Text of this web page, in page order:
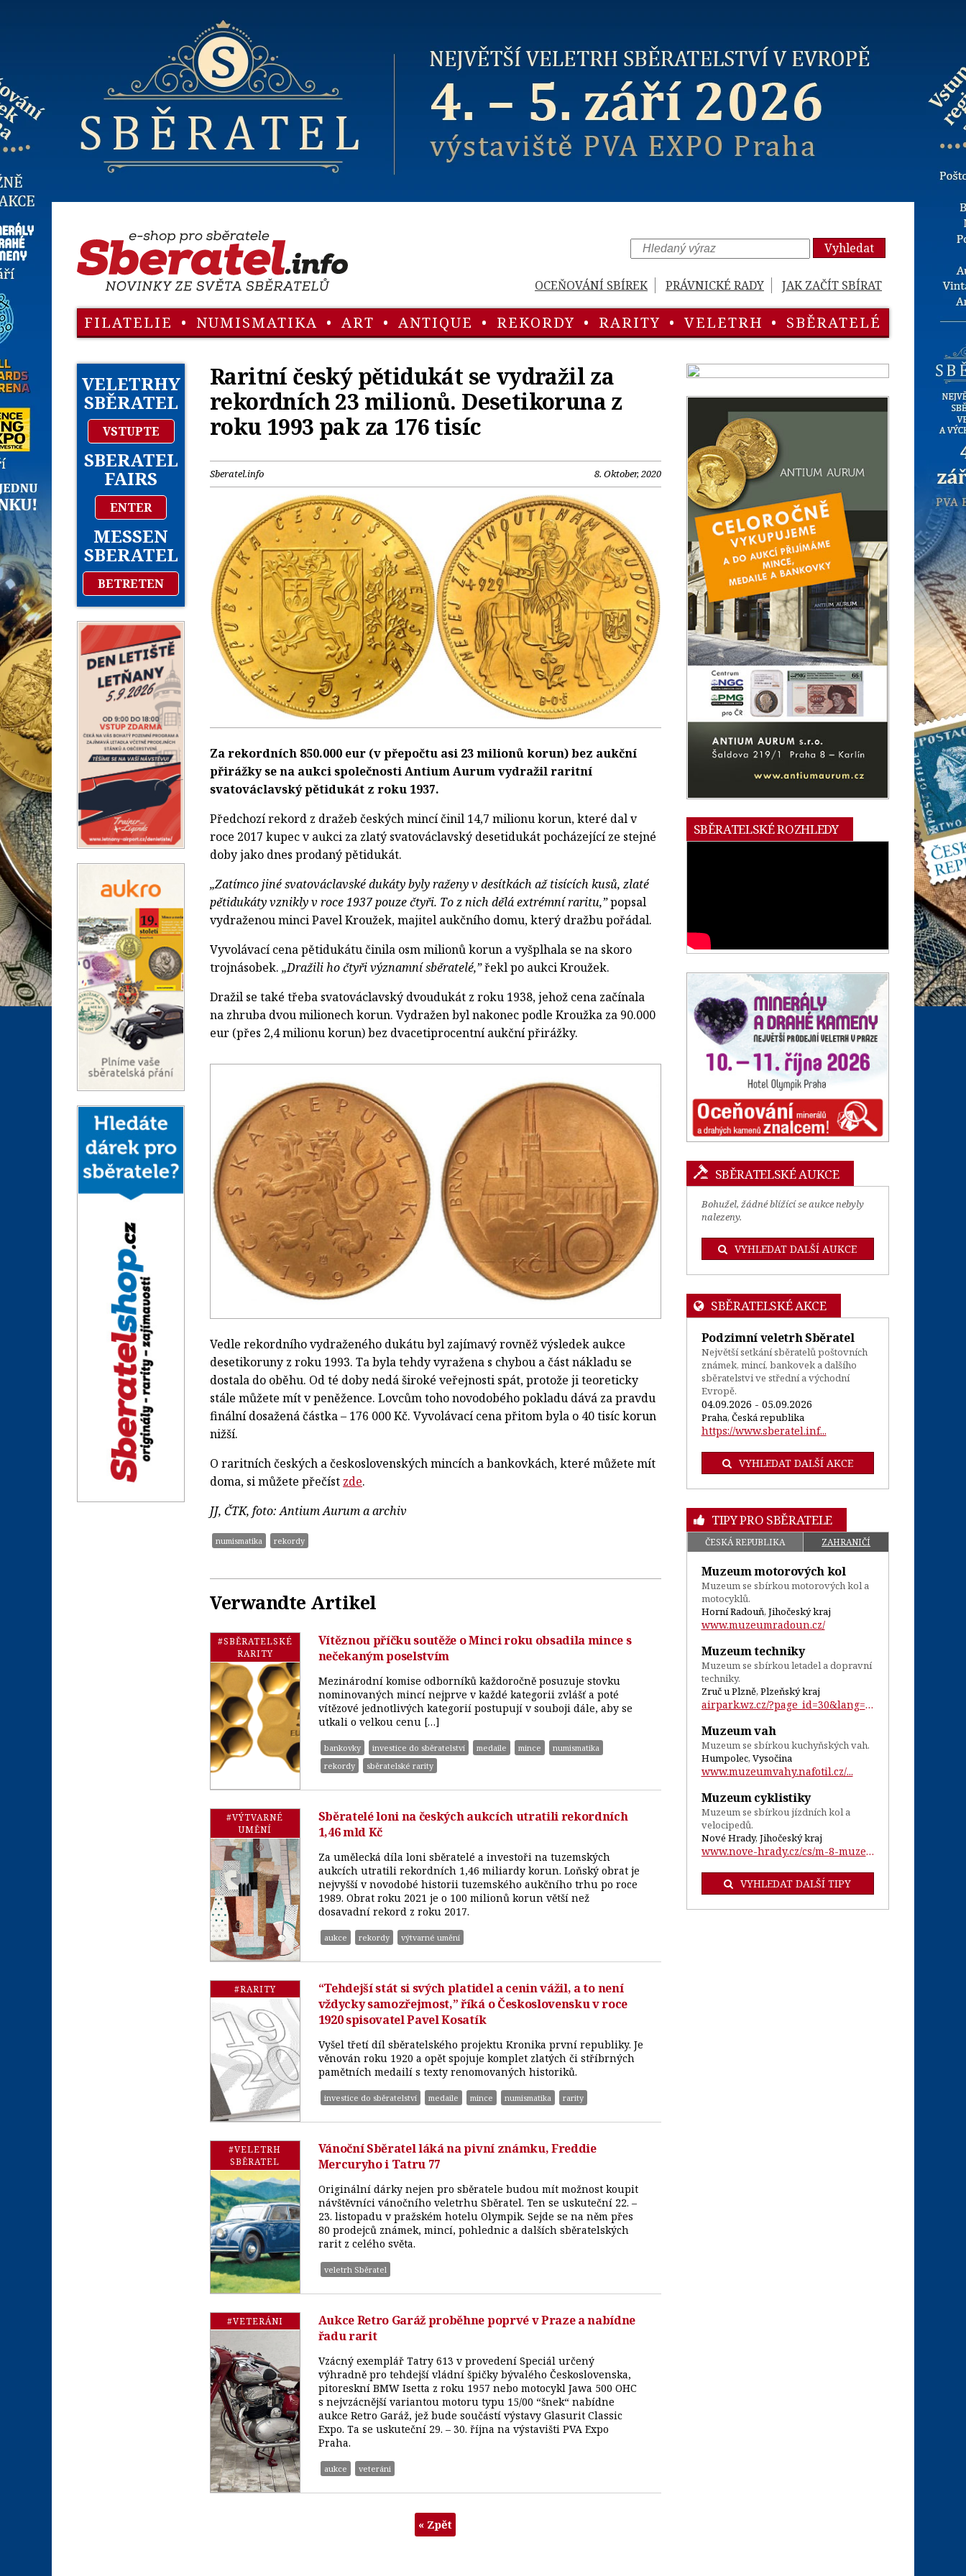
Vyhledat
OCEŇOVÁNÍ SBÍREK PRÁVNICKÉ RADY JAK ZAČÍT SBÍRAT
FILATELIE • NUMISMATIKA • ART • ANTIQUE • REKORDY • RARITY • VELETRH • SBĚRATELÉ
VELETRHY
SBĚRATEL
VSTUPTE
SBERATEL
FAIRS
ENTER
MESSEN
SBERATEL
BETRETEN
Raritní český pětidukát se vydražil za
rekordních 23 milionů. Desetikoruna z
roku 1993 pak za 176 tisíc
Sberatel.info 8. Oktober, 2020
Za rekordních 850.000 eur (v přepočtu asi 23 milionů korun) bez aukční
přirážky se na aukci společnosti Antium Aurum vydražil raritní
svatováclavský pětidukát z roku 1937.
Předchozí rekord z dražeb českých mincí činil 14,7 milionu korun, které dal v
roce 2017 kupec v aukci za zlatý svatováclavský desetidukát pocházející ze stejné
doby jako dnes prodaný pětidukát.
„Zatímco jiné svatováclavské dukáty byly raženy v desítkách až tisících kusů, zlaté
pětidukáty vznikly v roce 1937 pouze čtyři. To z nich dělá extrémní raritu,”popsal
vydraženou minci Pavel Kroužek, majitel aukčního domu, který dražbu pořádal.
Vyvolávací cena pětidukátu činila osm milionů korun a vyšplhala se na skoro
trojnásobek. „Dražili ho čtyři významní sběratelé,”řekl po aukci Kroužek.
Dražil se také třeba svatováclavský dvoudukát z roku 1938, jehož cena začínala
na zhruba dvou milionech korun. Vydražen byl nakonec podle Kroužka za 90.000
eur (přes 2,4 milionu korun) bez dvacetiprocentní aukční přirážky.
Vedle rekordního vydraženého dukátu byl zajímavý rovněž výsledek aukce
desetikoruny z roku 1993. Ta byla tehdy vyražena s chybou a část nákladu se
dostala do oběhu. Od té doby nedá široké veřejnosti spát, protože ji teoreticky
stále můžete mít v peněžence. Lovcům toho novodobého pokladu dává za pravdu
finální dosažená částka – 176 000 Kč. Vyvolávací cena přitom byla o 40 tisíc korun
nižší.
O raritních českých a československých mincích a bankovkách, které můžete mít
doma, si můžete přečíst zde.
JJ, ČTK, foto: Antium Aurum a archiv
numismatika rekordy
Verwandte Artikel
#SBĚRATELSKÉ
RARITY
Vítěznou příčku soutěže o Minci roku obsadila mince s
nečekaným poselstvím
Mezinárodní komise odborníků každoročně posuzuje stovku
nominovaných mincí nejprve v každé kategorii zvlášť a poté
vítězové jednotlivých kategorií postupují v souboji dále, aby se
utkali o velkou cenu […]
bankovky investice do sběratelství medaile mince
numismatika
rekordy
sběratelské rarity
#VÝTVARNÉ
UMĚNÍ
Sběratelé loni na českých aukcích utratili rekordních
1,46 mld Kč
Za umělecká díla loni sběratelé a investoři na tuzemských
aukcích utratili rekordních 1,46 miliardy korun. Loňský obrat je
nejvyšší v novodobé historii tuzemského aukčního trhu po roce
1989. Obrat roku 2021 je o 100 milionů korun větší než
dosavadní rekord z roku 2017.
aukce rekordy výtvarné umění
#RARITY
“Tehdejší stát si svých platidel a cenin vážil, a to není
vždycky samozřejmost,” říká o Československu v roce
1920 spisovatel Pavel Kosatík
Vyšel třetí díl sběratelského projektu Kronika první republiky. Je
věnován roku 1920 a opět spojuje komplet zlatých či stříbrných
pamětních medailí s texty renomovaných historiků.
investice do sběratelství medaile mince numismatika rarity
#VELETRH
SBĚRATEL
Vánoční Sběratel láká na pivní známku, Freddie
Mercuryho i Tatru 77
Originální dárky nejen pro sběratele budou mít možnost koupit
návštěvníci vánočního veletrhu Sběratel. Ten se uskuteční 22. –
23. listopadu v pražském hotelu Olympik. Sejde se na něm přes
80 prodejců známek, mincí, pohlednic a dalších sběratelských
rarit z celého světa.
veletrh Sběratel
#VETERÁNI
Aukce Retro Garáž proběhne poprvé v Praze a nabídne
řadu rarit
Vzácný exemplář Tatry 613 v provedení Speciál určený
výhradně pro tehdejší vládní špičky bývalého Československa,
pitoreskní BMW Isetta z roku 1957 nebo motocykl Jawa 500 OHC
s nejvzácnější variantou motoru typu 15/00 “šnek“ nabídne
aukce Retro Garáž, jež bude součástí výstavy Glasurit Classic
Expo. Ta se uskuteční 29. – 30. října na výstavišti PVA Expo
Praha.
aukce veteráni
« Zpět
SBĚRATELSKÉ ROZHLEDY
SBĚRATELSKÉ AUKCE
Bohužel, žádné blížící se aukce nebyly
nalezeny.
VYHLEDAT DALŠÍ AUKCE
SBĚRATELSKÉ AKCE
Podzimní veletrh Sběratel
Největší setkání sběratelů poštovních
známek, mincí, bankovek a dalšího
sběratelstvi ve střední a východní
Evropě.
04.09.2026 - 05.09.2026
Praha, Česká republika
https://www.sberatel.inf...
VYHLEDAT DALŠÍ AKCE
TIPY PRO SBĚRATELE
ČESKÁ REPUBLIKA ZAHRANIČÍ
Muzeum motorových kol
Muzeum se sbírkou motorových kol a
motocyklů.
Horní Radouň, Jihočeský kraj
www.muzeumradoun.cz/
Muzeum techniky
Muzeum se sbírkou letadel a dopravní
techniky.
Zruč u Plzně, Plzeňský kraj
airpark.wz.cz/?page_id=30&lang=cs...
Muzeum vah
Muzeum se sbírkou kuchyňských vah.
Humpolec, Vysočina
www.muzeumvahy.nafotil.cz/...
Muzeum cyklistiky
Muzeum se sbírkou jízdních kol a
velocipedů.
Nové Hrady, Jihočeský kraj
www.nove-hrady.cz/cs/m-8-muzeum-cyklisti...
VYHLEDAT DALŠÍ TIPY